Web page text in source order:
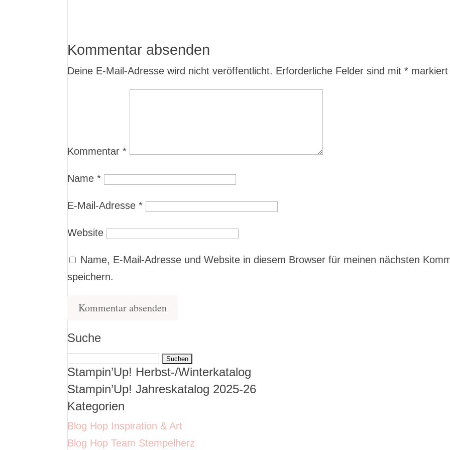
Kommentar absenden
Deine E-Mail-Adresse wird nicht veröffentlicht. Erforderliche Felder sind mit* markiert
Kommentar*
Name*
E-Mail-Adresse*
Website
Name, E-Mail-Adresse und Website in diesem Browser für meinen nächsten
speichern.
Suche
Suchen
nach:
Stampin’Up! Herbst-/Winterkatalog
Stampin’Up! Jahreskatalog 2025-26
Kategorien
Blog Hop Inspiration & Art
Blog Hop Team Stempelherz